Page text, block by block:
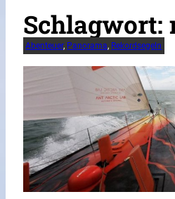
Schlagwort:
Abenteuer, Panorama, Rekordsegeln